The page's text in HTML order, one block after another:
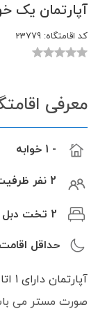
آپارتمان یک
کد اقامتگاه:
معرفی
- 1 خوابه
2 نفر ظرفیت اقامتگاه
2 تخت دبل - بدون تخت سینگل
حداقل اقامت
صورت مستر می